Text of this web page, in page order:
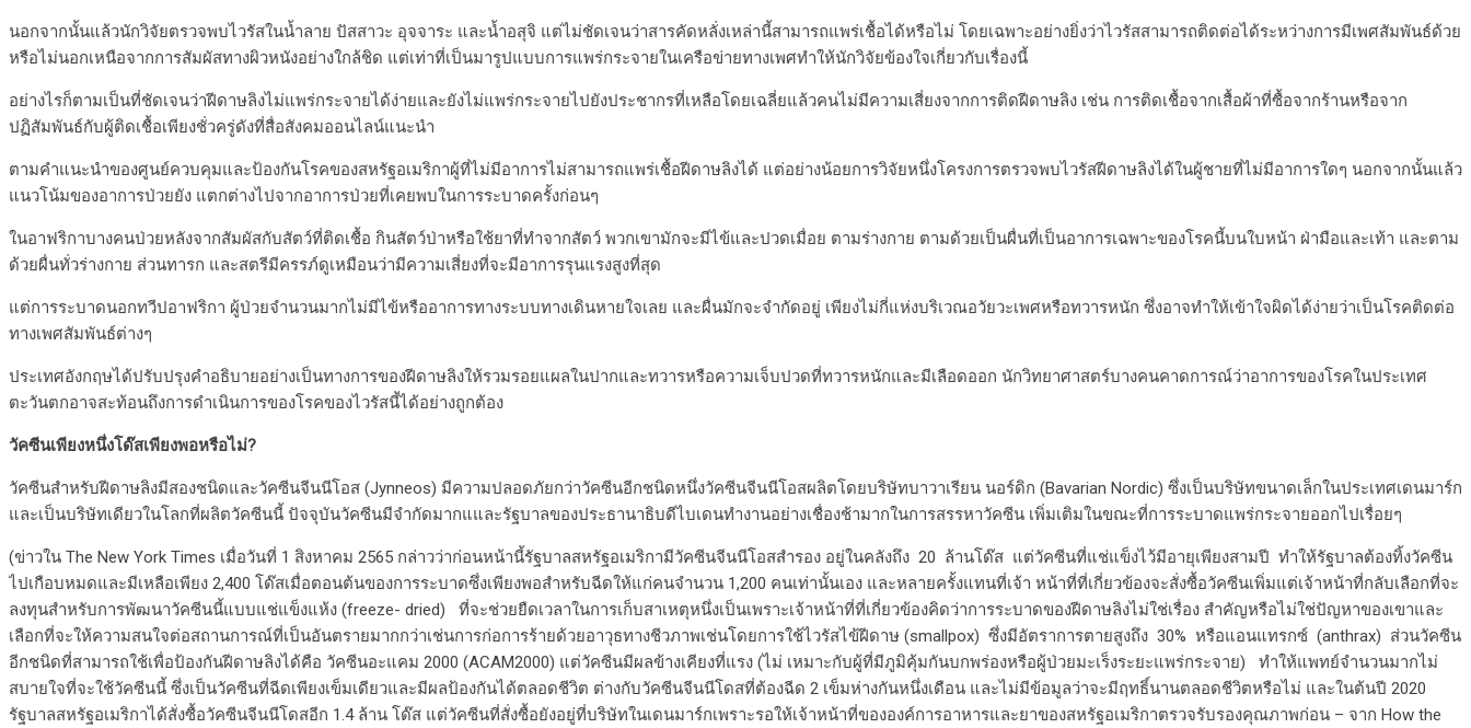
นอกจากนั้นแล้วนักวิจัยตรวจพบไวรัสในน้ำลาย ปัสสาวะ อุจจาระ และน้ำอสุจิ แต่ไม่ชัดเจนว่าสารคัดหลั่งเหล่านี้สามารถแพร่เชื้อได้หรือไม่ โดยเฉพาะอย่างยิ่งว่าไวรัสสามารถติดต่อได้ระหว่างการมีเพศสัมพันธ์ด้วย
หรือไม่นอกเหนือจากการสัมผัสทางผิวหนังอย่างใกล้ชิด แต่เท่าที่เป็นมารูปแบบการแพร่กระจายในเครือข่ายทางเพศทำให้นักวิจัยข้องใจเกี่ยวกับเรื่องนี้
อย่างไรก็ตามเป็นที่ชัดเจนว่าฝีดาษลิงไม่แพร่กระจายได้ง่ายและยังไม่แพร่กระจายไปยังประชากรที่เหลือโดยเฉลี่ยแล้วคนไม่มีความเสี่ยงจากการติดฝีดาษลิง เช่น การติดเชื้อจากเสื้อผ้าที่ซื้อจากร้านหรือจาก
ปฏิสัมพันธ์กับผู้ติดเชื้อเพียงชั่วครู่ดังที่สื่อสังคมออนไลน์แนะนำ
ตามคำแนะนำของศูนย์ควบคุมและป้องกันโรคของสหรัฐอเมริกาผู้ที่ไม่มีอาการไม่สามารถแพร่เชื้อฝีดาษลิงได้ แต่อย่างน้อยการวิจัยหนึ่งโครงการตรวจพบไวรัสฝีดาษลิงได้ในผู้ชายที่ไม่มีอาการใดๆ นอกจากนั้นแล้ว
แนวโน้มของอาการป่วยยัง แตกต่างไปจากอาการป่วยที่เคยพบในการระบาดครั้งก่อนๆ
ในอาฟริกาบางคนป่วยหลังจากสัมผัสกับสัตว์ที่ติดเชื้อ กินสัตว์ป่าหรือใช้ยาที่ทำจากสัตว์ พวกเขามักจะมีไข้และปวดเมื่อย ตามร่างกาย ตามด้วยเป็นผื่นที่เป็นอาการเฉพาะของโรคนี้บนใบหน้า ฝ่ามือและเท้า และตาม
ด้วยผื่นทั่วร่างกาย ส่วนทารก และสตรีมีครรภ์ดูเหมือนว่ามีความเสี่ยงที่จะมีอาการรุนแรงสูงที่สุด
แต่การระบาดนอกทวีปอาฟริกา ผู้ป่วยจำนวนมากไม่มีไข้หรืออาการทางระบบทางเดินหายใจเลย และผื่นมักจะจำกัดอยู่ เพียงไม่กี่แห่งบริเวณอวัยวะเพศหรือทวารหนัก ซึ่งอาจทำให้เข้าใจผิดได้ง่ายว่าเป็นโรคติดต่อ
ทางเพศสัมพันธ์ต่างๆ
ประเทศอังกฤษได้ปรับปรุงคำอธิบายอย่างเป็นทางการของฝีดาษลิงให้รวมรอยแผลในปากและทวารหรือความเจ็บปวดที่ทวารหนักและมีเลือดออก นักวิทยาศาสตร์บางคนคาดการณ์ว่าอาการของโรคในประเทศ
ตะวันตกอาจสะท้อนถึงการดำเนินการของโรคของไวรัสนี้ได้อย่างถูกต้อง
วัคซีนเพียงหนึ่งโด๊สเพียงพอหรือไม่?
วัคซีนสำหรับฝีดาษลิงมีสองชนิดและวัคซีนจีนนีโอส (Jynneos) มีความปลอดภัยกว่าวัคซีนอีกชนิดหนึ่งวัคซีนจีนนีโอสผลิตโดยบริษัทบาวาเรียน นอร์ดิก (Bavarian Nordic) ซึ่งเป็นบริษัทขนาดเล็กในประเทศเดนมาร์ก
และเป็นบริษัทเดียวในโลกที่ผลิตวัคซีนนี้ ปัจจุบันวัคซีนมีจำกัดมากแและรัฐบาลของประธานาธิบดีไบเดนทำงานอย่างเชื่องช้ามากในการสรรหาวัคซีน เพิ่มเติมในขณะที่การระบาดแพร่กระจายออกไปเรื่อยๆ
(ข่าวใน The New York Times เมื่อวันที่ 1 สิงหาคม 2565 กล่าวว่าก่อนหน้านี้รัฐบาลสหรัฐอเมริกามีวัคซีนจีนนีโอสสำรอง อยู่ในคลังถึง 20 ล้านโด๊ส แต่วัคซีนที่แช่แข็งไว้มีอายุเพียงสามปี ทำให้รัฐบาลต้องทิ้งวัคซีน
ไปเกือบหมดและมีเหลือเพียง 2,400 โด๊สเมื่อตอนต้นของการระบาดซึ่งเพียงพอสำหรับฉีดให้แก่คนจำนวน 1,200 คนเท่านั้นเอง และหลายครั้งแทนที่เจ้า หน้าที่ที่เกี่ยวข้องจะสั่งซื้อวัคซีนเพิ่มแต่เจ้าหน้าที่กลับเลือกที่จะ
ลงทุนสำหรับการพัฒนาวัคซีนนี้แบบแช่แข็งแห้ง (freeze- dried) ที่จะช่วยยืดเวลาในการเก็บสาเหตุหนึ่งเป็นเพราะเจ้าหน้าที่ที่เกี่ยวข้องคิดว่าการระบาดของฝีดาษลิงไม่ใช่เรื่อง สำคัญหรือไม่ใช่ปัญหาของเขาและ
เลือกที่จะให้ความสนใจต่อสถานการณ์ที่เป็นอันตรายมากกว่าเช่นการก่อการร้ายด้วยอาวุธทางชีวภาพเช่นโดยการใช้ไวรัสไข้ฝีดาษ (smallpox) ซึ่งมีอัตราการตายสูงถึง 30% หรือแอนแทรกซ์ (anthrax) ส่วนวัคซีน
อีกชนิดที่สามารถใช้เพื่อป้องกันฝีดาษลิงได้คือ วัคซีนอะแคม 2000 (ACAM2000) แต่วัคซีนมีผลข้างเคียงที่แรง (ไม่ เหมาะกับผู้ที่มีภูมิคุ้มกันบกพร่องหรือผู้ป่วยมะเร็งระยะแพร่กระจาย) ทำให้แพทย์จำนวนมากไม่
สบายใจที่จะใช้วัคซีนนี้ ซึ่งเป็นวัคซีนที่ฉีดเพียงเข็มเดียวและมีผลป้องกันได้ตลอดชีวิต ต่างกับวัคซีนจีนนีโดสที่ต้องฉีด 2 เข็มห่างกันหนึ่งเดือน และไม่มีข้อมูลว่าจะมีฤทธิ์นานตลอดชีวิตหรือไม่ และในต้นปี 2020
รัฐบาลสหรัฐอเมริกาได้สั่งซื้อวัคซีนจีนนีโดสอีก 1.4 ล้าน โด๊ส แต่วัคซีนที่สั่งซื้อยังอยู่ที่บริษัทในเดนมาร์กเพราะรอให้เจ้าหน้าที่ขององค์การอาหารและยาของสหรัฐอเมริกาตรวจรับรองคุณภาพก่อน – จาก How the